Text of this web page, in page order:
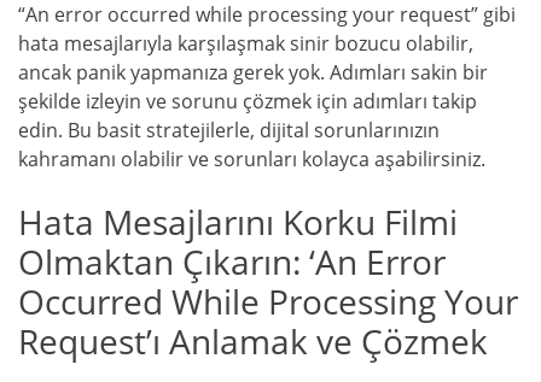
“An error occurred while processing your request” gibi
hata mesajlarıyla karşılaşmak sinir bozucu olabilir,
ancak panik yapmanıza gerek yok. Adımları sakin bir
şekilde izleyin ve sorunu çözmek için adımları takip
edin. Bu basit stratejilerle, dijital sorunlarınızın
kahramanı olabilir ve sorunları kolayca aşabilirsiniz.
Hata Mesajlarını Korku Filmi
Olmaktan Çıkarın: ‘An Error
Occurred While Processing Your
Request’ı Anlamak ve Çözmek